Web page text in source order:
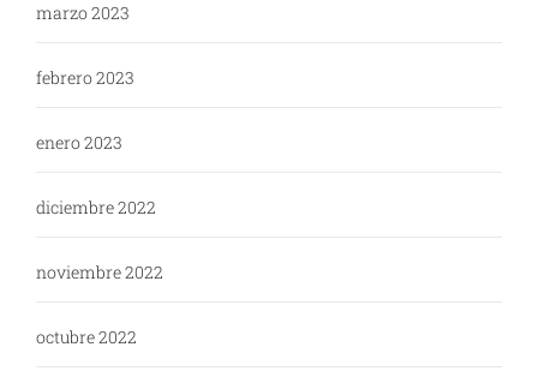
marzo 2023
febrero 2023
enero 2023
diciembre 2022
noviembre 2022
octubre 2022